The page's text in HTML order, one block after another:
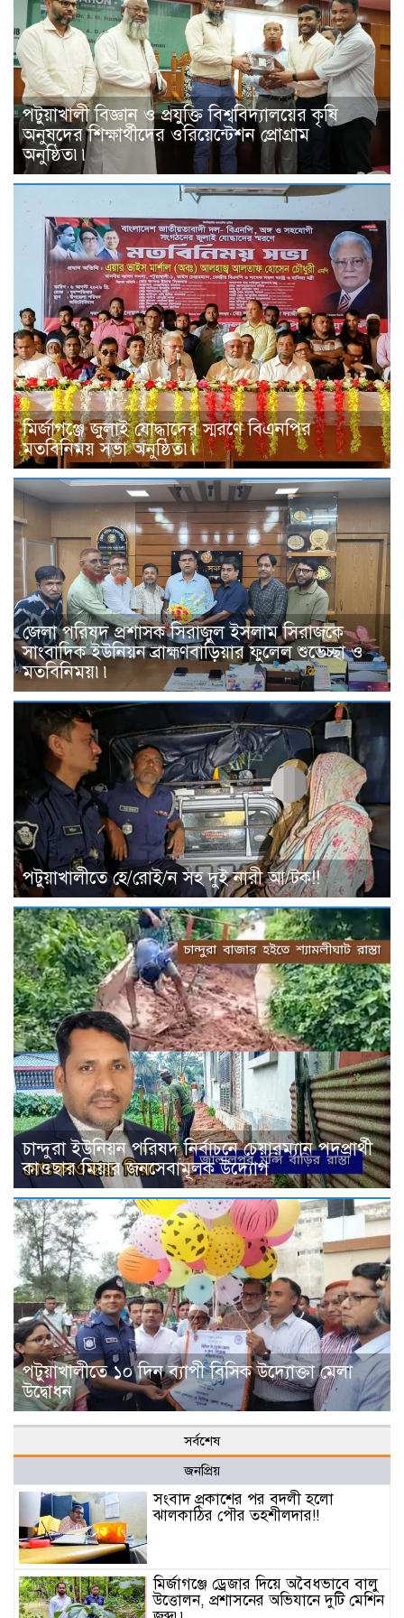
পটুয়াখালী বিজ্ঞান ও প্রযুক্তি বিশ্ববিদ্যালয়ের কৃষি
অনুষদের শিক্ষার্থীদের ওরিয়েন্টেশন প্রোগ্রাম
অনুষ্ঠিত৷৷
মির্জাগঞ্জে জুলাই যোদ্ধাদের স্মরণে বিএনপির
মতবিনিময় সভা অনুষ্ঠিত৷৷
জেলা পরিষদ প্রশাসক সিরাজুল ইসলাম সিরাজকে
সাংবাদিক ইউনিয়ন ব্রাহ্মণবাড়িয়ার ফুলেল শুভেচ্ছা ও
মতবিনিময়৷৷
পটুয়াখালীতে হে/রোই/ন সহ দুই নারী আ/টক!!
চান্দুরা ইউনিয়ন পরিষদ নির্বাচনে চেয়ারম্যান পদপ্রার্থী
কাওছার মিয়ার জনসেবামূলক উদ্যোগ
পটুয়াখালীতে ১০ দিন ব্যাপী বিসিক উদ্যোক্তা মেলা
উদ্বোধন
সর্বশেষ
জনপ্রিয়
সংবাদ প্রকাশের পর বদলী হলো
ঝালকাঠির পৌর তহশীলদার!!
মির্জাগঞ্জে ড্রেজার দিয়ে অবৈধভাবে বালু
উত্তোলন, প্রশাসনের অভিযানে দুটি মেশিন